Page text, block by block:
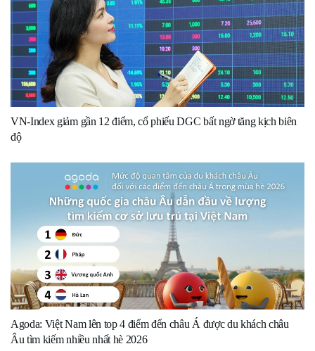
VN-Index giảm gần 12 điểm, cổ phiếu DGC bất ngờ tăng kịch biên
độ
Agoda: Việt Nam lên top 4 điểm đến châu Á được du khách châu
Âu tìm kiếm nhiều nhất hè 2026